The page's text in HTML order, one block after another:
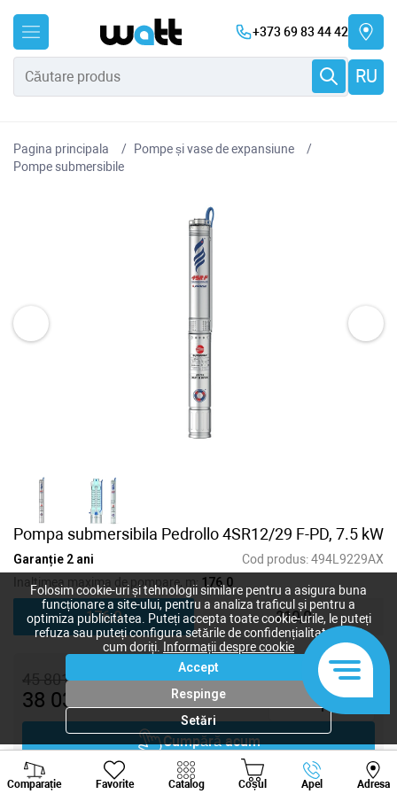
+373 69 83 44 42
RU
Pagina principala
Pompe și vase de expansiune
Pompe submersibile
Pompa submersibila Pedrollo 4SR12/29 F-PD, 7.5 kW
Garanție 2 ani Cod produs:494L9229AX
Inaltimea maxima de pompare, m: 176,0
176,0 210,0
45 801lei
38 031 -
Cumpără acum
Adaugă în coș
Comparație Favorite Catalog Coșul Apel Adresa
Viber Whatsapp
Folosim cookie-uri și tehnologii similare pentru a asigura buna
funcționare a site-ului, pentru a analiza traficul și pentru a
optimiza publicitatea. Puteți accepta toate cookie-urile, le puteți
refuza sau puteți configura setările de confidențialitate după
cum doriți.
Informații despre cookie
Accept
Respinge
Setări